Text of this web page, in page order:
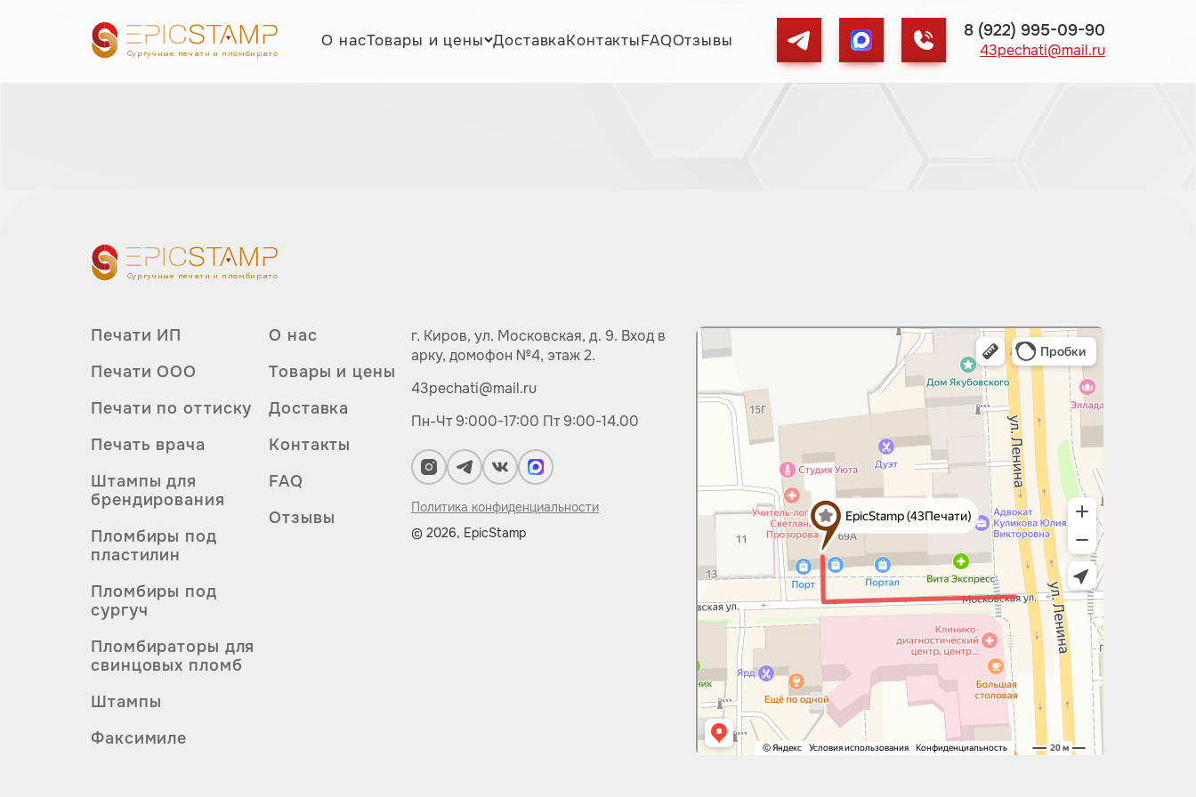
Сургучные печати и пломбираторы
О насТовары и цены ДоставкаКонтактыFAQОтзывы 8 (922) 995-09-90
43pechati@mail.ru
Сургучные печати и пломбираторы
Печати ИП
Печати ООО
Печати по оттиску
Печать врача
Пломбираторы для
свинцовых пломб
Пломбиры под
пластилин
Пломбиры под
сургуч
Факсимиле
Штампы
Штампы для
брендирования
О нас
Товары и цены
Доставка
Контакты
FAQ
Отзывы
г. Киров, ул. Московская, д. 9. Вход в
арку, домофон №4, этаж 2.
43pechati@mail.ru
Пн-Чт 9:000-17:00 Пт 9:00-14.00
Политика конфиденциальности
© 2026, EpicStamp